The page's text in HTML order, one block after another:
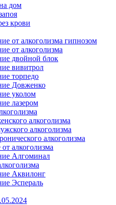
дом
крови
от алкоголизма гипнозом
от алкоголизма
двойной блок
вивитрол
торпедо
Довженко
уколом
лазером
алкоголизма
алкоголизма
алкоголизма
алкоголизма
Алгоминал
Аквилонг
Эспераль